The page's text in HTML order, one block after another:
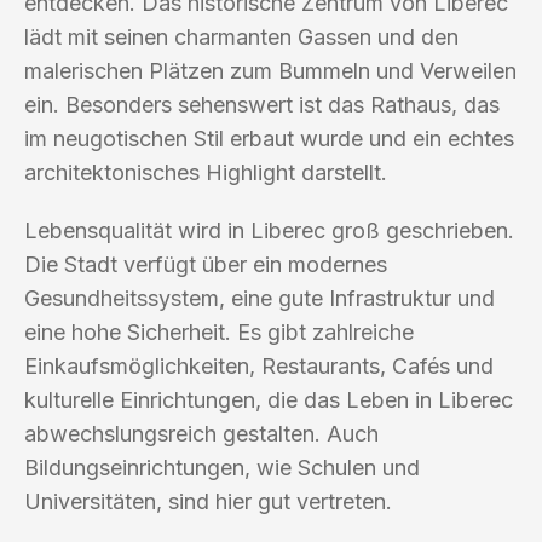
lädt mit seinen charmanten Gassen und den
malerischen Plätzen zum Bummeln und Verweilen
ein. Besonders sehenswert ist das Rathaus, das
im neugotischen Stil erbaut wurde und ein echtes
architektonisches Highlight darstellt.
Lebensqualität wird in Liberec groß geschrieben.
Die Stadt verfügt über ein modernes
Gesundheitssystem, eine gute Infrastruktur und
eine hohe Sicherheit. Es gibt zahlreiche
Einkaufsmöglichkeiten, Restaurants, Cafés und
kulturelle Einrichtungen, die das Leben in Liberec
abwechslungsreich gestalten. Auch
Bildungseinrichtungen, wie Schulen und
Universitäten, sind hier gut vertreten.